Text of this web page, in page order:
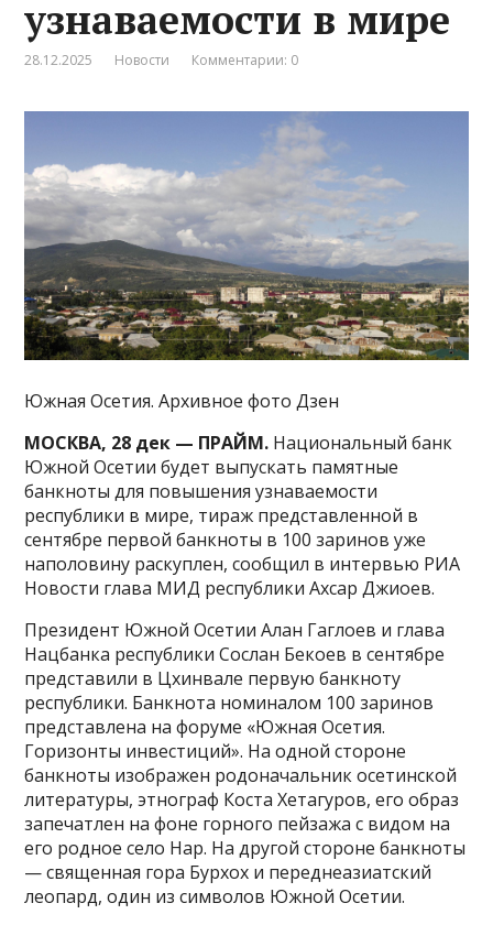
узнаваемости в мире
28.12.2025 Новости Комментарии: 0
Южная Осетия. Архивное фото Дзен
МОСКВА, 28 дек — ПРАЙМ. Национальный банк
Южной Осетии будет выпускать памятные
банкноты для повышения узнаваемости
республики в мире, тираж представленной в
сентябре первой банкноты в 100 заринов уже
наполовину раскуплен, сообщил в интервью РИА
Новости глава МИД республики Ахсар Джиоев.
Президент Южной Осетии Алан Гаглоев и глава
Нацбанка республики Сослан Бекоев в сентябре
представили в Цхинвале первую банкноту
республики. Банкнота номиналом 100 заринов
представлена на форуме «Южная Осетия.
Горизонты инвестиций». На одной стороне
банкноты изображен родоначальник осетинской
литературы, этнограф Коста Хетагуров, его образ
запечатлен на фоне горного пейзажа с видом на
его родное село Нар. На другой стороне банкноты
— священная гора Бурхох и переднеазиатский
леопард, один из символов Южной Осетии.